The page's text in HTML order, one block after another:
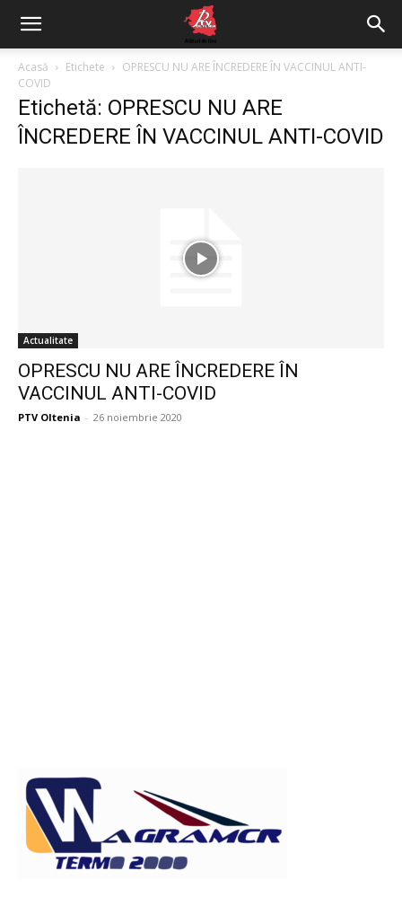
Acasă Etichete
OPRESCU NU ARE ÎNCREDERE ÎN VACCINUL ANTI-
COVID
Etichetă: OPRESCU NU ARE
ÎNCREDERE ÎN VACCINUL ANTI-COVID
Actualitate
OPRESCU NU ARE ÎNCREDERE ÎN
VACCINUL ANTI-COVID
PTV Oltenia - 26 noiembrie 2020